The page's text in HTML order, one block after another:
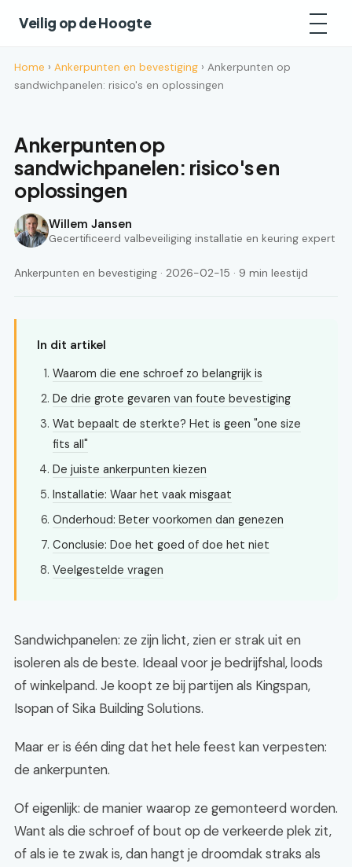
Veilig op de Hoogte
Home › Ankerpunten en bevestiging › Ankerpunten op
sandwichpanelen: risico's en oplossingen
Ankerpunten op
sandwichpanelen: risico's en
oplossingen
Willem Jansen
Gecertificeerd valbeveiliging installatie en keuring expert
Ankerpunten en bevestiging · 2026-02-15 · 9 min leestijd
In dit artikel
Waarom die ene schroef zo belangrijk is
De drie grote gevaren van foute bevestiging
Wat bepaalt de sterkte? Het is geen "one size
fits all"
De juiste ankerpunten kiezen
Installatie: Waar het vaak misgaat
Onderhoud: Beter voorkomen dan genezen
Conclusie: Doe het goed of doe het niet
Veelgestelde vragen
Sandwichpanelen: ze zijn licht, zien er strak uit en
isoleren als de beste. Ideaal voor je bedrijfshal, loods
of winkelpand. Je koopt ze bij partijen als Kingspan,
Isopan of Sika Building Solutions.
Maar er is één ding dat het hele feest kan verpesten:
de ankerpunten.
Of eigenlijk: de manier waarop ze gemonteerd worden.
Want als die schroef of bout op de verkeerde plek zit,
of als ie te zwak is, dan hangt je droomdak straks als